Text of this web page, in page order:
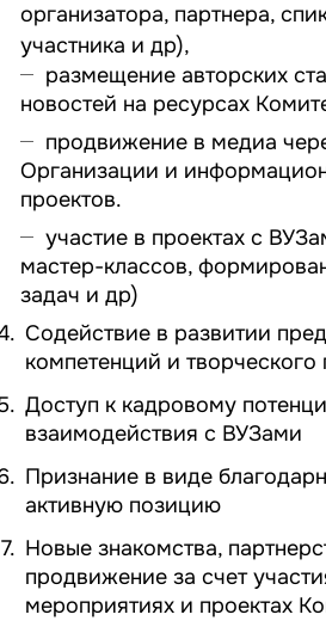
организатора, партнера,
участника и др),
размещение авторских
новостей на ресурсах
продвижение в медиа
Организации и
проектов.
участие в проектах с
мастер-классов,
задач и др)
Содействие в развитии
компетенций и творческого
Доступ к кадровому
взаимодействия с ВУЗами
Признание в виде
активную позицию
Новые знакомства,
продвижение за счет
мероприятиях и проектах